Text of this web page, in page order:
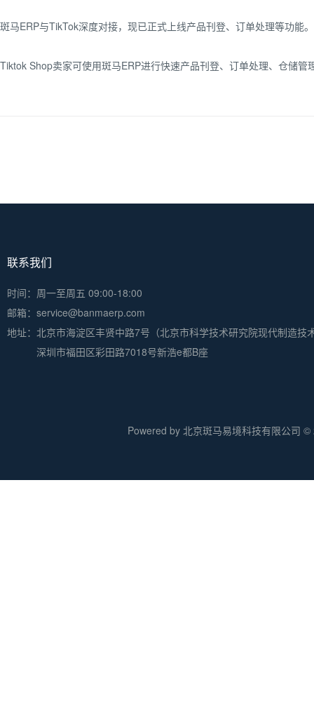
斑马ERP与TikTok深度对接，现已正式上线产品刊登、订单处理等功能。
Tiktok Shop卖家可使用斑马ERP进行快速产品刊登、订单处理、仓储管
联系我们
时间：周一至周五 09:00-18:00
邮箱：service@banmaerp.com
地址： 北京市海淀区丰贤中路7号（北京市科学技术研究院现代制造技
深圳市福田区彩田路7018号新浩e都B座
Powered by 北京斑马易境科技有限公司